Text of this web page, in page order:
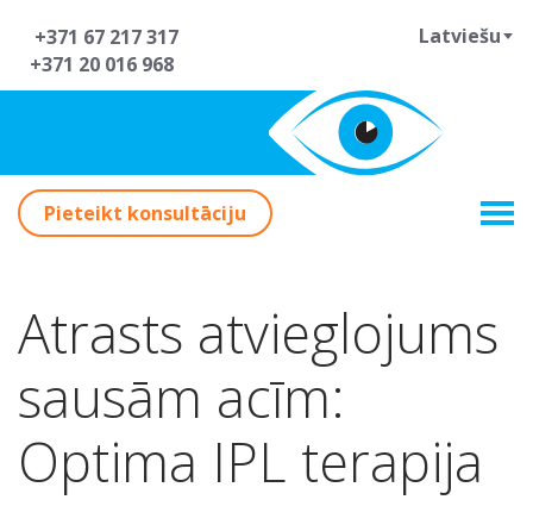
+371 67 217 317
+371 20 016 968
Latviešu
Pieteikt konsultāciju
Atrasts atvieglojums
sausām acīm:
Optima IPL terapija